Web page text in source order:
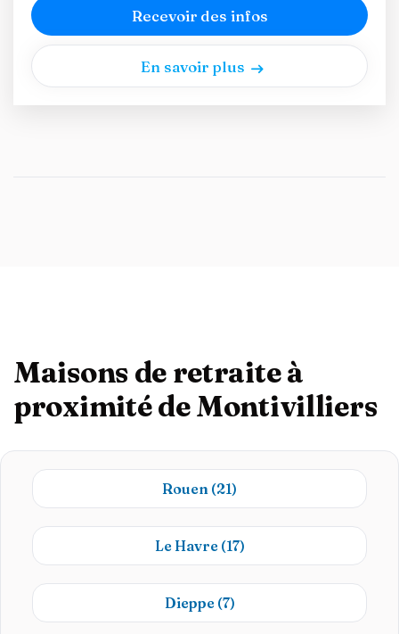
Recevoir des infos
En savoir plus
Maisons de retraite à
proximité de Montivilliers
Rouen (21)
Le Havre (17)
Dieppe (7)